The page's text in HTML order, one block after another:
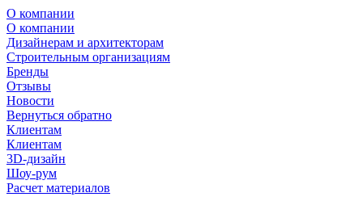
О компании
О компании
Дизайнерам и архитекторам
Строительным организациям
Бренды
Отзывы
Новости
Вернуться обратно
Клиентам
Клиентам
3D-дизайн
Шоу-рум
Расчет материалов